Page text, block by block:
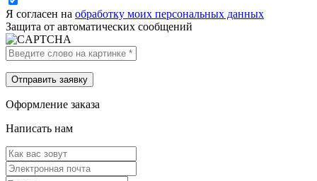
Я согласен на обработку моих персональных данных
Защита от автоматических сообщений
Оформление заказа
Написать нам